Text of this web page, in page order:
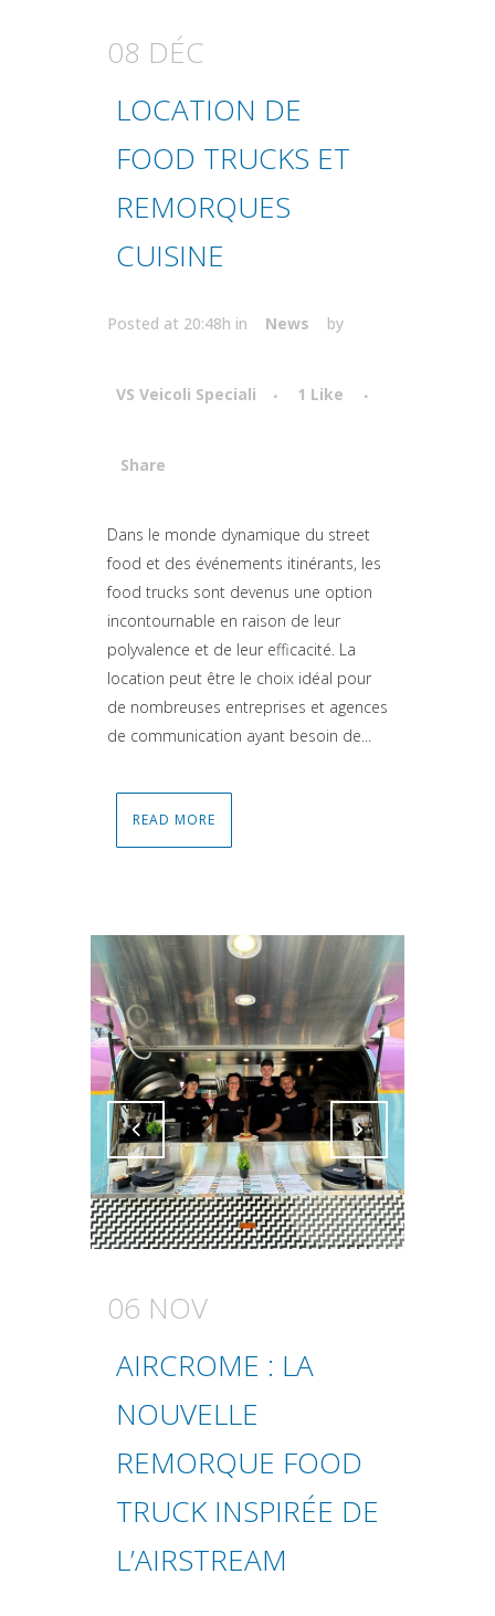
08 DÉC
LOCATION DE
FOOD TRUCKS ET
REMORQUES
CUISINE
Posted at 20:48h in News by
VS Veicoli Speciali 1 Like
Share
Attiva comando
Dans le monde dynamique du street
food et des événements itinérants, les
food trucks sont devenus une option
incontournable en raison de leur
polyvalence et de leur efficacité. La
location peut être le choix idéal pour
de nombreuses entreprises et agences
de communication ayant besoin de...
READ MORE
Attiva comando Attiva comando
06 NOV
AIRCROME : LA
NOUVELLE
REMORQUE FOOD
TRUCK INSPIRÉE DE
L’AIRSTREAM